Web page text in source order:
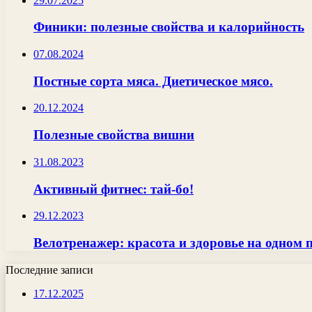
Финики: полезные свойства и калорийность
07.08.2024
Постные сорта мяса. Диетическое мясо.
20.12.2024
Полезные свойства вишни
31.08.2023
Активный фитнес: тай-бо!
29.12.2023
Велотренажер: красота и здоровье на одном
Последние записи
17.12.2025